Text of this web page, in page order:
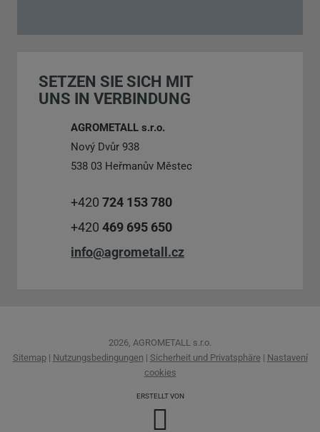
Formular
nicht
gesendet
werden
SETZEN SIE SICH MIT
UNS IN VERBINDUNG
AGROMETALL s.r.o.
Nový Dvůr 938
538 03 Heřmanův Městec
+420 724 153 780
+420 469 695 650
info@agrometall.cz
2026, AGROMETALL s.r.o.
Sitemap | Nutzungsbedingungen | Sicherheit und Privatsphäre | Nastavení
cookies
ERSTELLT VON